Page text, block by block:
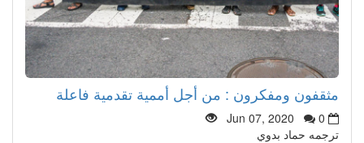
مثقفون ومفكرون : من أجل أممية تقدمية فاعلة
Jun 07, 2020
0
ترجمه حماد بدوي